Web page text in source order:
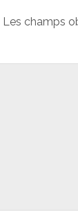
Les champs